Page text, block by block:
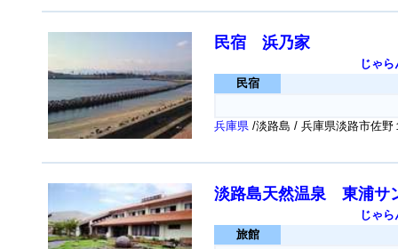
民宿 浜乃家
じゃら
民宿
兵庫県 /淡路島 / 兵庫県淡路市佐野
淡路島天然温泉 東浦サ
じゃら
旅館